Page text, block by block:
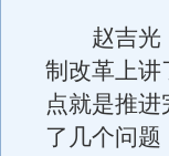
赵吉光：
制改革上讲
点就是推
了几个问